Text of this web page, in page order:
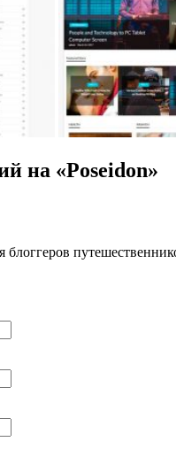
на «Poseidon»
блоггеров